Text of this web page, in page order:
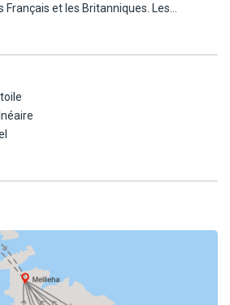
Français et les Britanniques. Les
eaux cristallines de l'île vous